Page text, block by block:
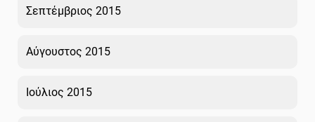
Σεπτέμβριος 2015
Αύγουστος 2015
Ιούλιος 2015